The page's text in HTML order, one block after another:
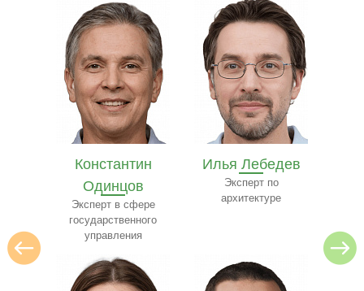
Илья Лебедев
Эксперт по
архитектуре
Иван Лазарев
Специалист в области
юриспруденции